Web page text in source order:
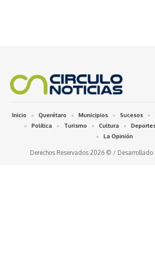
Derechos Reservados 2026 © / Desarrollado
Inicio Querétaro Municipios Sucesos
Política
Turismo Cultura
La Opinión